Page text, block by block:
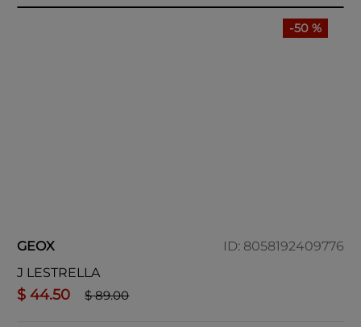
-50 %
GEOX ID: 8058192409776
J LESTRELLA
$ 44.50 $ 89.00